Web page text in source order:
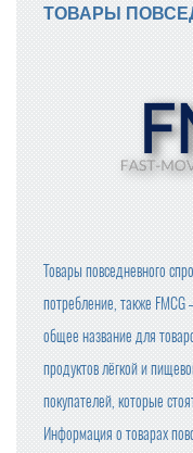
ТОВАРЫ
Товары повседневного
потребление, также
общее название для
продуктов лёгкой и
покупателей, которые
Информация о товарах